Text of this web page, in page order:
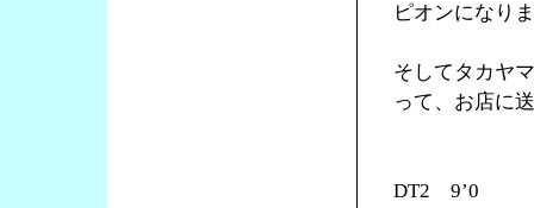
ピオンになり
そしてタカヤ
って、お店に
DT2 9’0